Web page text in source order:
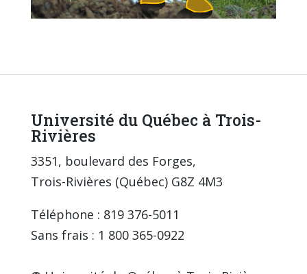
Université du Québec à Trois-
Rivières
3351, boulevard des Forges,
Trois-Rivières (Québec) G8Z 4M3
Téléphone : 819 376-5011
Sans frais : 1 800 365-0922